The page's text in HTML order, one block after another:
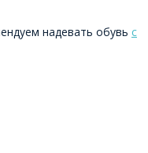
надевать обувь с